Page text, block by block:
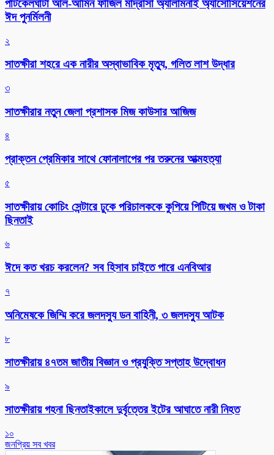
পাটকেলঘাটা আল-আমিন ফাজিল মাদ্রাসা অ্যালামনাই অ্যাসোসিয়েশনের
ঈদ পুনর্মিলনী
২
সাতক্ষীরা শহরে এক নারীর অস্বাভাবিক মৃত্যু, গলিত লাশ উদ্ধার
৩
সাতক্ষীরার নতুন জেলা প্রশাসক মিজ কাউসার আজিজ
৪
প্রাক্তন প্রেমিকার সাথে ফোনালাপের পর তরুনের আত্মহত্যা
৫
সাতক্ষীরায় কোচিং সেন্টারে ঢুকে পরিচালককে কুপিয়ে পিটিয়ে জখম ও টাকা
ছিনতাই
৬
ঈদে কত খরচ করলেন? সব হিসাব চাইতে পারে এনবিআর
৭
অনিমেষকে জিম্মি করে জলদস্যু ডন বাহিনী, ৩ জলদস্যু আটক
৮
সাতক্ষীরায় ৪৭তম জাতীয় বিজ্ঞান ও প্রযুক্তি সপ্তাহ উদ্বোধন
৯
সাতক্ষীরায় গহনা ছিনতাইকালে দুর্বৃত্তের ইটের আঘাতে নারী নিহত
১০
জনপ্রিয় সব খবর